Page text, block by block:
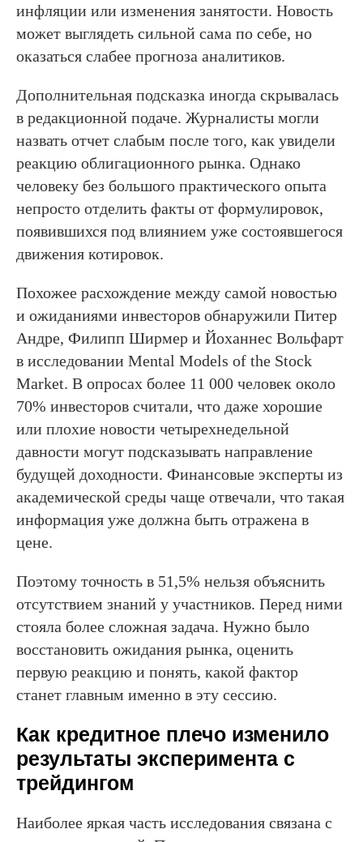
инфляции или изменения занятости. Новость
может выглядеть сильной сама по себе, но
оказаться слабее прогноза аналитиков.
Дополнительная подсказка иногда скрывалась
в редакционной подаче. Журналисты могли
назвать отчет слабым после того, как увидели
реакцию облигационного рынка. Однако
человеку без большого практического опыта
непросто отделить факты от формулировок,
появившихся под влиянием уже состоявшегося
движения котировок.
Похожее расхождение между самой новостью
и ожиданиями инвесторов обнаружили Питер
Андре, Филипп Ширмер и Йоханнес Вольфарт
в исследовании Mental Models of the Stock
Market. В опросах более 11 000 человек около
70% инвесторов считали, что даже хорошие
или плохие новости четырехнедельной
давности могут подсказывать направление
будущей доходности. Финансовые эксперты из
академической среды чаще отвечали, что такая
информация уже должна быть отражена в
цене.
Поэтому точность в 51,5% нельзя объяснить
отсутствием знаний у участников. Перед ними
стояла более сложная задача. Нужно было
восстановить ожидания рынка, оценить
первую реакцию и понять, какой фактор
станет главным именно в эту сессию.
Как кредитное плечо изменило
результаты эксперимента с
трейдингом
Наиболее яркая часть исследования связана с